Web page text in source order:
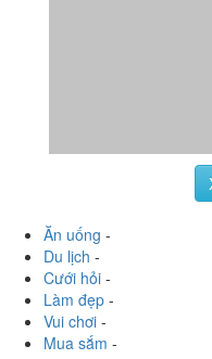
Ăn uống -
Du lịch -
Cưới hỏi -
Làm đẹp -
Vui chơi -
Mua sắm -